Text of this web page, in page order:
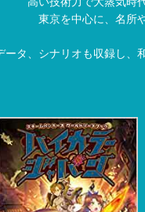
東京を中心に、名所
ータ、シナリオも収録し、